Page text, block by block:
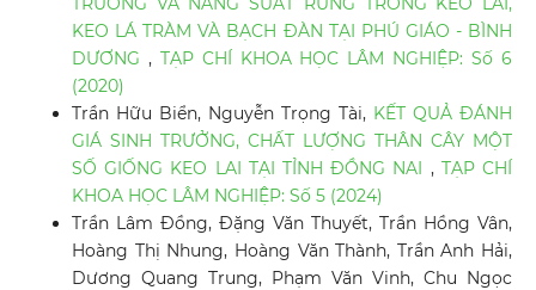
KEO LÁ TRÀM VÀ BẠCH ĐÀN TẠI PHÚ GIÁO - BÌNH
DƯƠNG , TẠP CHÍ KHOA HỌC LÂM NGHIỆP: Số 6
(2020)
Trần Hữu Biển, Nguyễn Trọng Tài, KẾT QUẢ ĐÁNH
GIÁ SINH TRƯỞNG, CHẤT LƯỢNG THÂN CÂY MỘT
SỐ GIỐNG KEO LAI TẠI TỈNH ĐỒNG NAI , TẠP CHÍ
KHOA HỌC LÂM NGHIỆP: Số 5 (2024)
Trần Lâm Đồng, Đặng Văn Thuyết, Trần Hồng Vân,
Hoàng Thị Nhung, Hoàng Văn Thành, Trần Anh Hải,
Dương Quang Trung, Phạm Văn Vinh, Chu Ngọc